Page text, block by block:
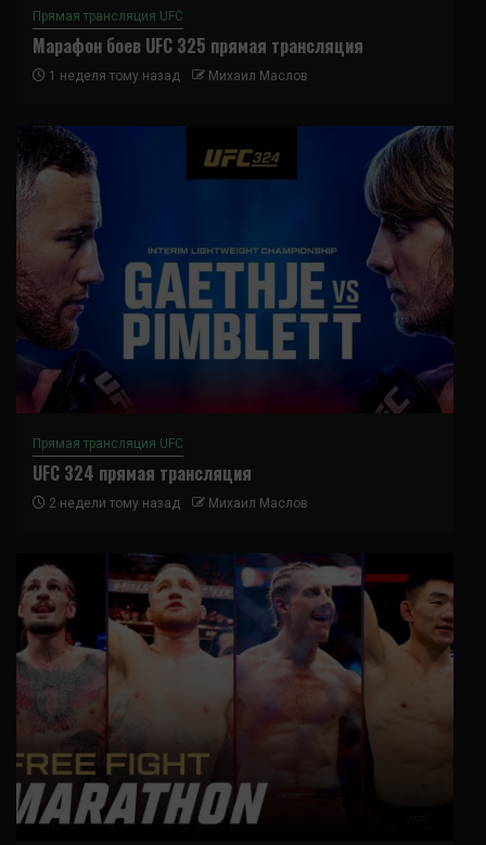
Прямая трансляция UFC
Марафон боев UFC 325 прямая трансляция
1 неделя тому назад Михаил Маслов
Прямая трансляция UFC
UFC 324 прямая трансляция
2 недели тому назад Михаил Маслов